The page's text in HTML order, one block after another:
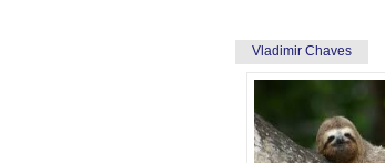
Vladimir Chaves